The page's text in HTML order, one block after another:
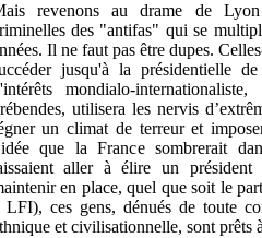
revenons au drame de
des "antifas" qui se
Il ne faut pas être dupes.
jusqu'à la présidentielle
mondialo-
utilisera les nervis
un climat de terreur et
que la France sombrerait
aller à élire un
en place, quel que soit le
LFI), ces gens, dénués de toute
et civilisationnelle, sont prêts